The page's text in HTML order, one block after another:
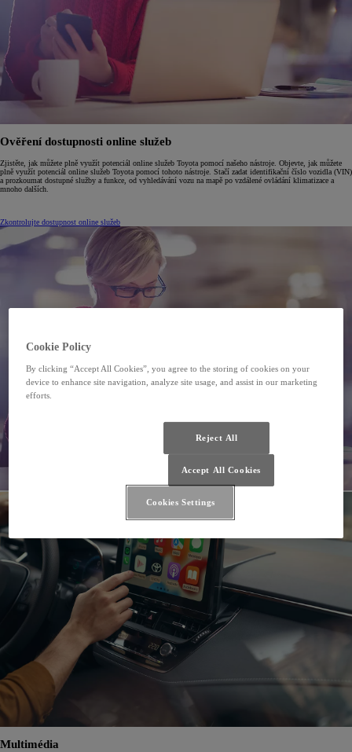
Ověření dostupnosti online služeb
Zjistěte, jak můžete plně využít potenciál online služeb Toyota pomocí našeho nástroje. Objevte, jak můžete
plně využít potenciál online služeb Toyota pomocí tohoto nástroje. Stačí zadat identifikační číslo vozidla (VIN)
a prozkoumat dostupné služby a funkce, od vyhledávání vozu na mapě po vzdálené ovládání klimatizace a
mnoho dalších.
Zkontrolujte dostupnost online služeb
Multimédia
Cookie Policy
By clicking “Accept All Cookies”, you agree to the storing of cookies on your
device to enhance site navigation, analyze site usage, and assist in our marketing
efforts.
Reject All
Accept All Cookies
Cookies Settings